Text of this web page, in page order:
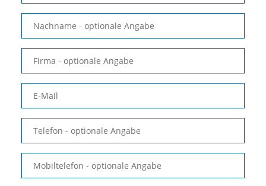
Nachname - optionale Angabe
Firma - optionale Angabe
E-Mail
Telefon - optionale Angabe
Mobiltelefon - optionale Angabe